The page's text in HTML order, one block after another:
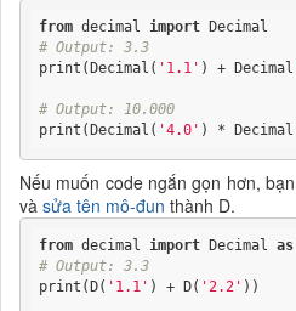
from decimal import
# Output: 3.3
print(Decimal( '1.1' ) +
# Output: 10.000
print(Decimal( '4.0' ) *
Nếu muốn code ngắn gọn hơn,
và sửa tên mô-đun thành D.
from decimal import Decimal as
# Output: 3.3
print(D( '1.1' ) + D( '2.2' ))